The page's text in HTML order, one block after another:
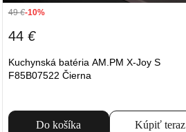
49€-10%
44 €
Kuchynská batéria AM.PM X-Joy S
F85B07522 Čierna
Do košíka Kúpiť teraz